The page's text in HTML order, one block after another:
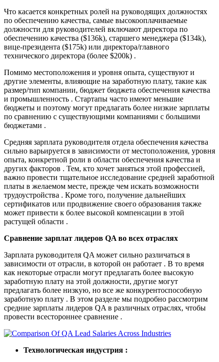
Что касается конкретных ролей на руководящих должностях
по обеспечению качества, самые высокооплачиваемые
должности для руководителей включают директора по
обеспечению качества ($136k), старшего менеджера ($134k),
вице-президента ($175k) или директора/главного
технического директора (более $200k) .
Помимо местоположения и уровня опыта, существуют и
другие элементы, влияющие на заработную плату, такие как
размер/тип компании, бюджет бюджета обеспечения качества
и промышленность . Стартапы часто имеют меньшие
бюджеты и поэтому могут предлагать более низкие зарплаты
по сравнению с существующими компаниями с большими
бюджетами .
Средняя зарплата руководителя отдела обеспечения качества
сильно варьируется в зависимости от местоположения, уровня
опыта, конкретной роли в области обеспечения качества и
других факторов . Тем, кто хочет заняться этой профессией,
важно провести тщательное исследование средней заработной
платы в желаемом месте, прежде чем искать возможности
трудоустройства . Кроме того, получение дальнейших
сертификатов или продвижение своего образования также
может привести к более высокой компенсации в этой
растущей области .
Сравнение зарплат лидеров QA во всех отраслях
Зарплата руководителя QA может сильно различаться в
зависимости от отрасли, в которой он работает . В то время
как некоторые отрасли могут предлагать более высокую
заработную плату на этой должности, другие могут
предлагать более низкую, но все же конкурентоспособную
заработную плату . В этом разделе мы подробно рассмотрим
средние зарплаты лидеров QA в различных отраслях, чтобы
провести всестороннее сравнение .
Технологическая индустрия :